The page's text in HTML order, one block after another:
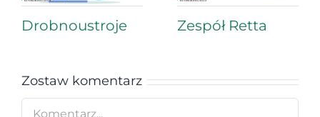
Drobnoustroje Zespół Retta
Zostaw komentarz
Comment